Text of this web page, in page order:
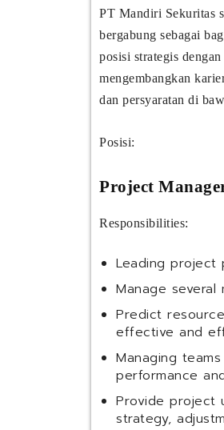
PT Mandiri Sekuritas
bergabung sebagai
posisi strategis
mengembangkan
dan persyaratan di
Posisi:
Project
Responsibilities:
Leading project
Manage several
Predict
effective and
Managing
performance
Provide project
strategy,